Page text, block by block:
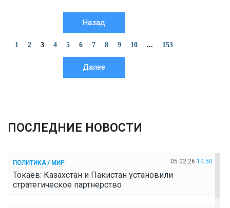
Назад
1 2 3 4 5 6 7 8 9 10 ... 153
Далее
ПОСЛЕДНИЕ НОВОСТИ
ПОЛИТИКА / МИР 05.02.26 14:50
Токаев: Казахстан и Пакистан установили
стратегическое партнерство